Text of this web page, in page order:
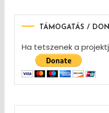
TÁMOGATÁS /
Ha tetszenek a